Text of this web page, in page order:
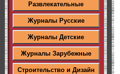
Развлекательные
Журналы Русские
Журналы Детские
Журналы Зарубежные
Строительство и Дизайн